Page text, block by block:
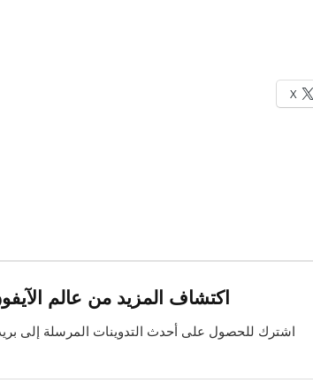
X
اكتشاف المزيد من عالم
اشترك للحصول على أحدث التدوينات المرسلة إلى